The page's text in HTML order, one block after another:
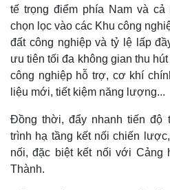
tế trọng điểm phía Nam và
chọn lọc vào các Khu công
đất công nghiệp và tỷ lệ lấp
ưu tiên tối đa không gian thu
công nghiệp hỗ trợ, cơ khí
liệu mới, tiết kiệm năng lượng...
Đồng thời, đẩy nhanh tiến độ
trình hạ tầng kết nối chiến
nối, đặc biệt kết nối với Cảng
Thành.